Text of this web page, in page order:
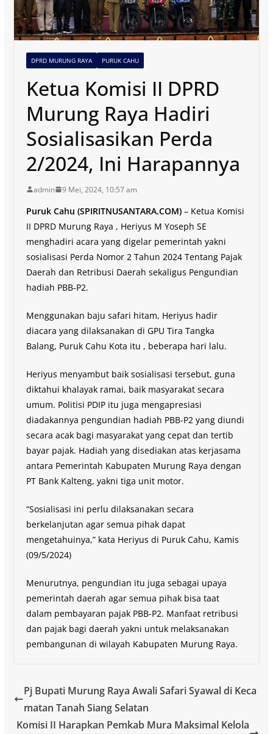
DPRD MURUNG RAYA PURUK CAHU
Ketua Komisi II DPRD
Murung Raya Hadiri
Sosialisasikan Perda
2/2024, Ini Harapannya
admin 9 Mei, 2024, 10:57 am
Puruk Cahu (SPIRITNUSANTARA.COM)– Ketua Komisi
II DPRD Murung Raya , Heriyus M Yoseph SE
menghadiri acara yang digelar pemerintah yakni
sosialisasi Perda Nomor 2 Tahun 2024 Tentang Pajak
Daerah dan Retribusi Daerah sekaligus Pengundian
hadiah PBB-P2.
Menggunakan baju safari hitam, Heriyus hadir
diacara yang dilaksanakan di GPU Tira Tangka
Balang, Puruk Cahu Kota itu , beberapa hari lalu.
Heriyus menyambut baik sosialisasi tersebut, guna
diktahui khalayak ramai, baik masyarakat secara
umum. Politisi PDIP itu juga mengapresiasi
diadakannya pengundian hadiah PBB-P2 yang diundi
secara acak bagi masyarakat yang cepat dan tertib
bayar pajak. Hadiah yang disediakan atas kerjasama
antara Pemerintah Kabupaten Murung Raya dengan
PT Bank Kalteng, yakni tiga unit motor.
“Sosialisasi ini perlu dilaksanakan secara
berkelanjutan agar semua pihak dapat
mengetahuinya,” kata Heriyus di Puruk Cahu, Kamis
(09/5/2024)
Menurutnya, pengundian itu juga sebagai upaya
pemerintah daerah agar semua pihak bisa taat
dalam pembayaran pajak PBB-P2. Manfaat retribusi
dan pajak bagi daerah yakni untuk melaksanakan
pembangunan di wilayah Kabupaten Murung Raya.
Pj Bupati Murung Raya Awali Safari Syawal di Keca
matan Tanah Siang Selatan
Komisi II Harapkan Pemkab Mura Maksimal Kelola